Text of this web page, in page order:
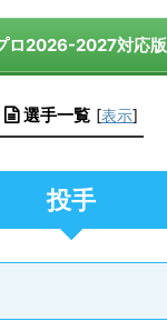
ロ2026-2027対応版
選手一覧 [表示]
投手